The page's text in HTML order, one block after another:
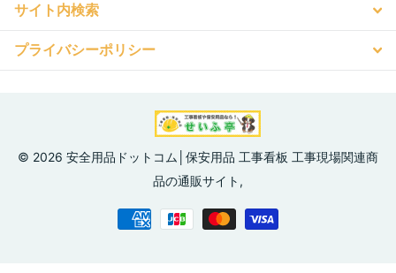
サイト内検索
プライバシーポリシー
© 2026 安全用品ドットコム│保安用品 工事看板 工事現場関連商
品の通販サイト,